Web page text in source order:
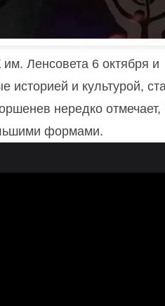
Ленсовета 6 октября и
историей и культурой,
нередко отмечает,
формами.